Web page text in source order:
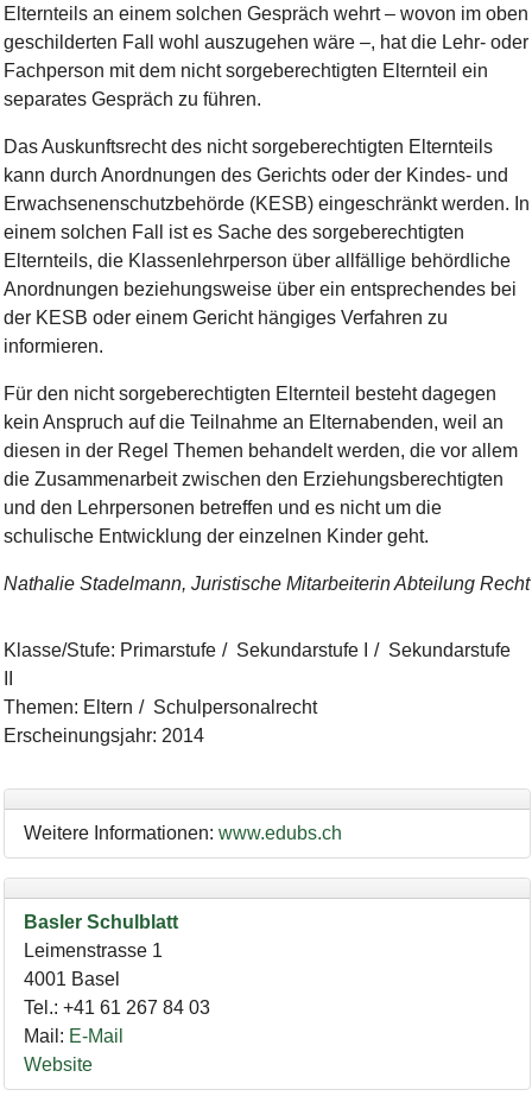
Elternteils an einem solchen Gespräch wehrt – wovon im oben
geschilderten Fall wohl auszugehen wäre –, hat die Lehr- oder
Fachperson mit dem nicht sorgeberechtigten Elternteil ein
separates Gespräch zu führen.
Das Auskunftsrecht des nicht sorgeberechtigten Elternteils
kann durch Anordnungen des Gerichts oder der Kindes- und
Erwachsenenschutzbehörde (KESB) eingeschränkt werden. In
einem solchen Fall ist es Sache des sorgeberechtigten
Elternteils, die Klassenlehrperson über allfällige behördliche
Anordnungen beziehungsweise über ein entsprechendes bei
der KESB oder einem Gericht hängiges Verfahren zu
informieren.
Für den nicht sorgeberechtigten Elternteil besteht dagegen
kein Anspruch auf die Teilnahme an Elternabenden, weil an
diesen in der Regel Themen behandelt werden, die vor allem
die Zusammenarbeit zwischen den Erziehungsberechtigten
und den Lehrpersonen betreffen und es nicht um die
schulische Entwicklung der einzelnen Kinder geht.
Nathalie Stadelmann, Juristische Mitarbeiterin Abteilung Recht
Klasse/Stufe: Primarstufe Sekundarstufe I
Sekundarstufe
Themen: Eltern
Schulpersonalrecht
Erscheinungsjahr: 2014
Weitere Informationen: www.edubs.ch
Basler Schulblatt
Leimenstrasse 1
4001 Basel
Tel.: +41 61 267 84 03
Mail : E-Mail
Website